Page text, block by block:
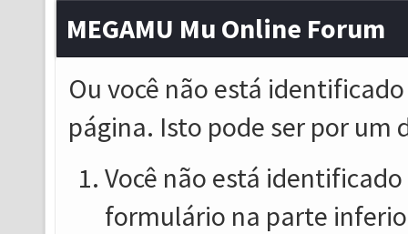
MEGAMU Mu Online Forum
Ou você não está
página. Isto pode ser por um
Você não está
formulário na parte